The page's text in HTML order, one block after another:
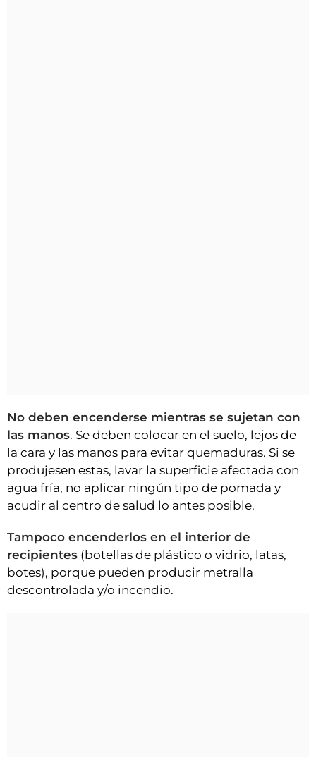
No deben encenderse mientras se sujetan con
las manos. Se deben colocar en el suelo, lejos de
la cara y las manos para evitar quemaduras. Si se
produjesen estas, lavar la superficie afectada con
agua fría, no aplicar ningún tipo de pomada y
acudir al centro de salud lo antes posible.
Tampoco encenderlos en el interior de
recipientes (botellas de plástico o vidrio, latas,
botes), porque pueden producir metralla
descontrolada y/o incendio.